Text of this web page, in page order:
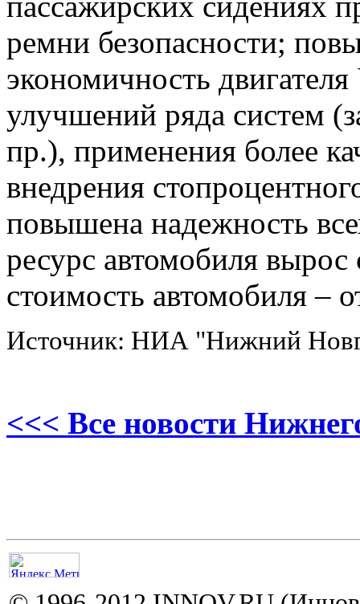
ремни безопасности;
экономичность
улучшений ряда систем
пр.), применения более
внедрения
повышена надежность
ресурс автомобиля
стоимость автомобиля –
Источник: НИА "Нижний
<<< Все новости